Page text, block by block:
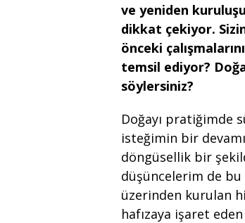
ve yeniden
dikkat çekiyor.
önceki
temsil ediyor?
söylersiniz?
Doğayı pratiğimde
isteğimin bir
döngüsellik bir
düşüncelerim de
üzerinden kurulan
hafızaya işaret